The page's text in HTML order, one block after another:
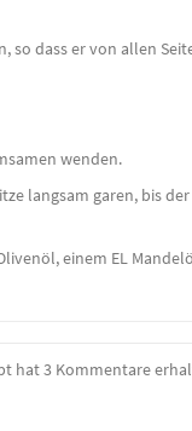
dass er von allen
wenden.
langsam garen, bis
einem EL
hat 3 Kommentare